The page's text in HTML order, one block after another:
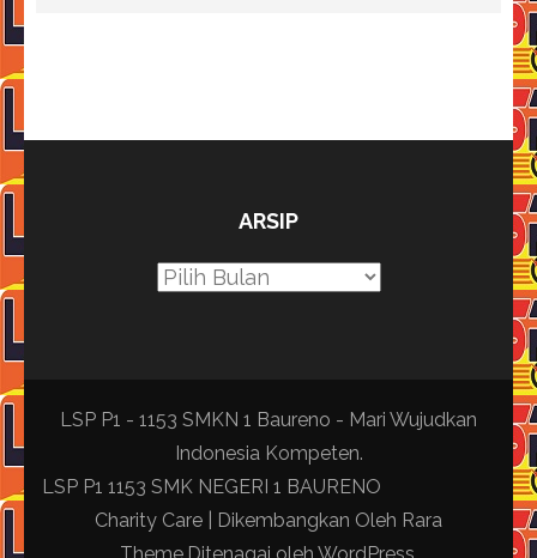
ARSIP
Arsip
LSP P1 - 1153 SMKN 1 Baureno - Mari Wujudkan
Indonesia Kompeten.
LSP P1 1153 SMK NEGERI 1 BAURENO
Charity Care | Dikembangkan Oleh Rara